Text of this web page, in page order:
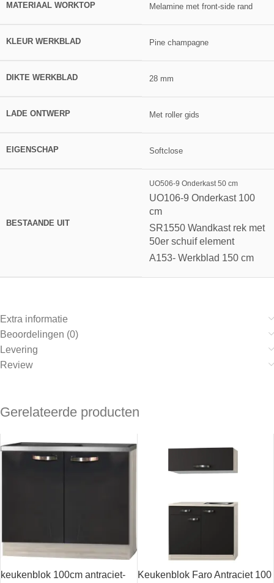
MATERIAAL WORKTOP Melamine met front-side rand
KLEUR WERKBLAD Pine champagne
DIKTE WERKBLAD 28 mm
LADE ONTWERP Met roller gids
EIGENSCHAP Softclose
BESTAANDE UIT
UO506-9 Onderkast 50 cm
UO106-9 Onderkast 100
cm
SR1550 Wandkast rek met
50er schuif element
A153- Werkblad 150 cm
Extra informatie
Beoordelingen (0)
Levering
Review
Gerelateerde producten
keukenblok 100cm antraciet- Keukenblok Faro Antraciet 100